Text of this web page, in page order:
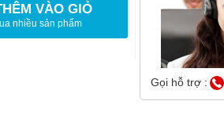
VÀO GIỎ
nhiều sản phẩm
Gọi hỗ trợ :